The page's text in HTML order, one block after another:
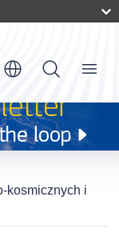
Menu
kosmicznych i